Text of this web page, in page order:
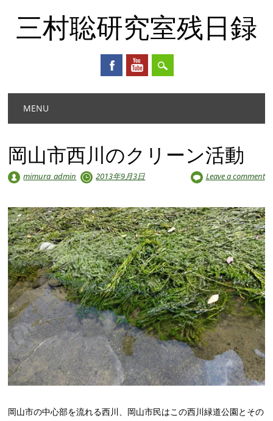
三村聡研究室残日録
Main menu
MENU
岡山市西川のクリーン活動
mimura_admin 2013年9月3日 Leave a comment
岡山市の中心部を流れる西川、岡山市民はこの西川緑道公園とその